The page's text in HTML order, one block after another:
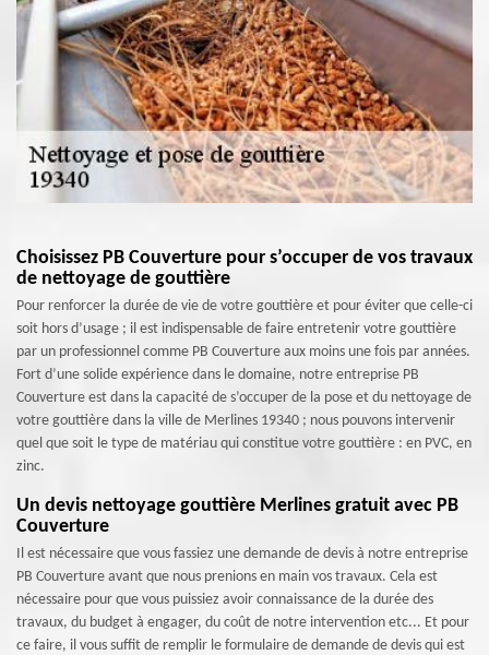
Choisissez PB Couverture pour s’occuper de vos travaux
de nettoyage de gouttière
Pour renforcer la durée de vie de votre gouttière et pour éviter que celle-ci
soit hors d’usage ; il est indispensable de faire entretenir votre gouttière
par un professionnel comme PB Couverture aux moins une fois par années.
Fort d’une solide expérience dans le domaine, notre entreprise PB
Couverture est dans la capacité de s’occuper de la pose et du nettoyage de
votre gouttière dans la ville de Merlines 19340 ; nous pouvons intervenir
quel que soit le type de matériau qui constitue votre gouttière : en PVC, en
zinc.
Un devis nettoyage gouttière Merlines gratuit avec PB
Couverture
Il est nécessaire que vous fassiez une demande de devis à notre entreprise
PB Couverture avant que nous prenions en main vos travaux. Cela est
nécessaire pour que vous puissiez avoir connaissance de la durée des
travaux, du budget à engager, du coût de notre intervention etc... Et pour
ce faire, il vous suffit de remplir le formulaire de demande de devis qui est